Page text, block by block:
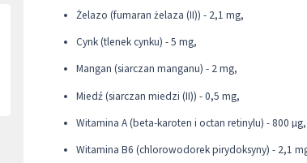
Żelazo (fumaran żelaza (II)) - 2,1 mg,
Cynk (tlenek cynku) - 5 mg,
Mangan (siarczan manganu) - 2 mg,
Miedź (siarczan miedzi (II)) - 0,5 mg,
Witamina A (beta-karoten i octan retinylu) - 800 µg,
Witamina B6 (chlorowodorek pirydoksyny) - 2,1